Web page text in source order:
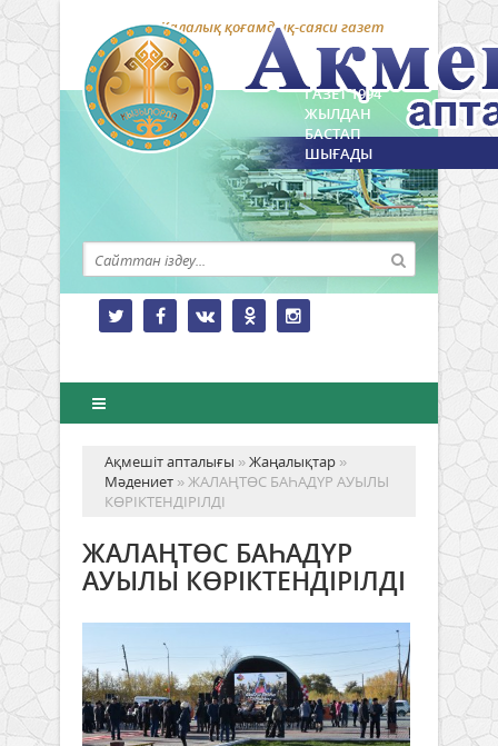
Қалалық қоғамдық-саяси газет
ГАЗЕТ 1994
ЖЫЛДАН
БАСТАП
ШЫҒАДЫ
Ақмешіт апталығы »Жаңалықтар »
Мәдениет » ЖАЛАҢТӨС БАҺАДҮР АУЫЛЫ
КӨРІКТЕНДІРІЛДІ
ЖАЛАҢТӨС БАҺАДҮР
АУЫЛЫ КӨРІКТЕНДІРІЛДІ